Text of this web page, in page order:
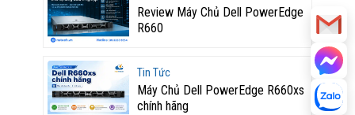
Review Máy Chủ Dell PowerEdge
R660
Tin Tức
Máy Chủ Dell PowerEdge R660xs
chính hãng